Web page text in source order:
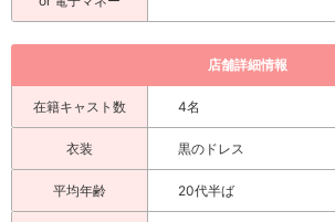
Q. 好きな音楽は？
Q. 好きなブランドは？
決めきれない！色んなブランド好きです🫶
店舗詳細情報
在籍キャスト数 4名
衣装 黒のドレス
平均年齢 20代半ば